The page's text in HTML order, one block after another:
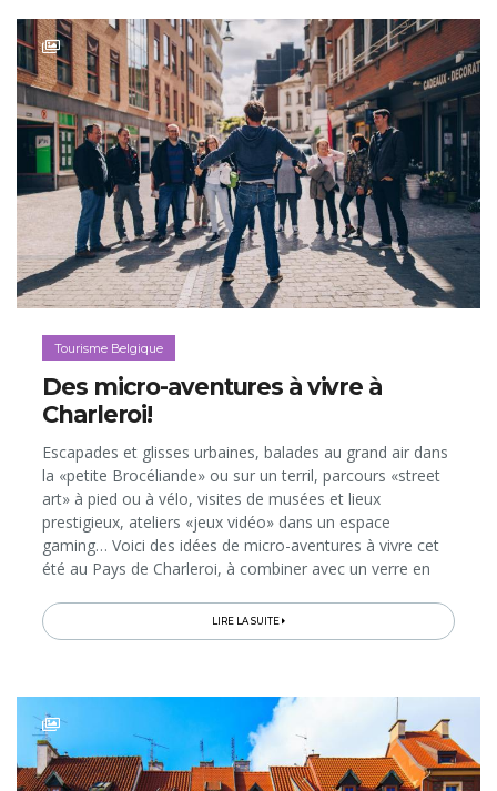
Tourisme Belgique
Des micro-aventures à vivre à
Charleroi!
Escapades et glisses urbaines, balades au grand air dans
la «petite Brocéliande» ou sur un terril, parcours «street
art» à pied ou à vélo, visites de musées et lieux
prestigieux, ateliers «jeux vidéo» dans un espace
gaming… Voici des idées de micro-aventures à vivre cet
été au Pays de Charleroi, à combiner avec un verre en
LIRE LA SUITE